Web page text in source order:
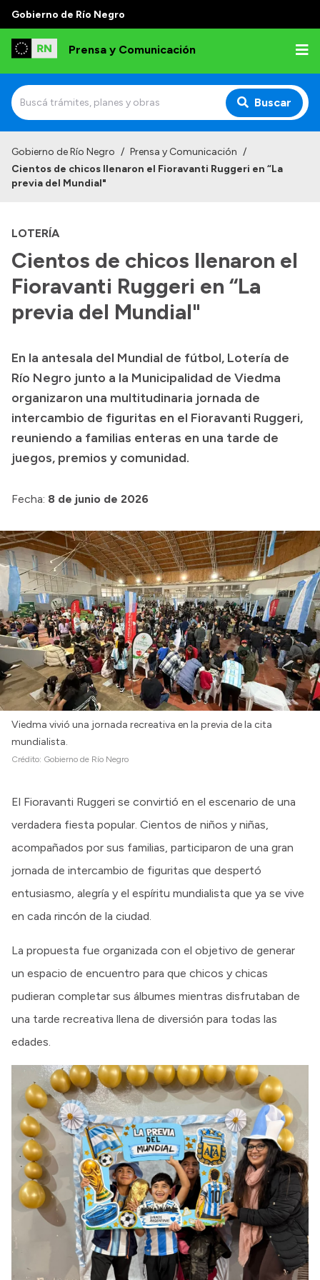
Gobierno de Río Negro
Prensa y Comunicación
Buscar
Institucional
Referentes de prensa
Archivo de noticias
Transparencia
Boletín Oficial
Compras y licitaciones
Consulta de expedientes
Consulta de pago a proveedores
Convocatorias
Gobierno de Río Negro / Prensa y Comunicación /
Cientos de chicos llenaron el Fioravanti Ruggeri en “La
previa del Mundial"
LOTERÍA
Cientos de chicos llenaron el
Fioravanti Ruggeri en “La
previa del Mundial"
En la antesala del Mundial de fútbol, Lotería de
Río Negro junto a la Municipalidad de Viedma
organizaron una multitudinaria jornada de
intercambio de figuritas en el Fioravanti Ruggeri,
reuniendo a familias enteras en una tarde de
juegos, premios y comunidad.
Fecha: 8 de junio de 2026
Viedma vivió una jornada recreativa en la previa de la cita
mundialista.
Crédito: Gobierno de Río Negro
El Fioravanti Ruggeri se convirtió en el escenario de una
verdadera fiesta popular. Cientos de niños y niñas,
acompañados por sus familias, participaron de una gran
jornada de intercambio de figuritas que despertó
entusiasmo, alegría y el espíritu mundialista que ya se vive
en cada rincón de la ciudad.
La propuesta fue organizada con el objetivo de generar
un espacio de encuentro para que chicos y chicas
pudieran completar sus álbumes mientras disfrutaban de
una tarde recreativa llena de diversión para todas las
edades.